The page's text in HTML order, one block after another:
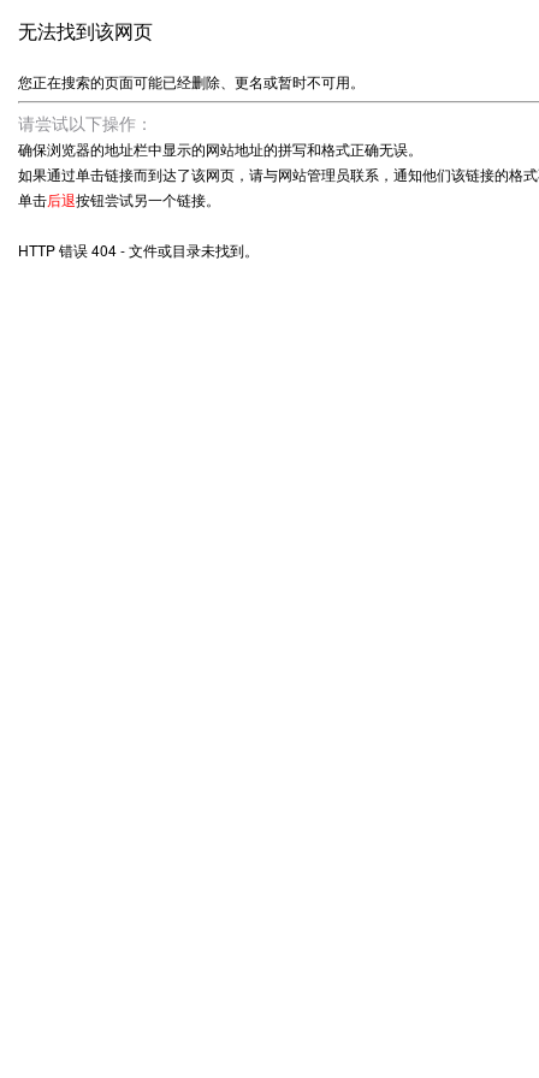
无法找到该网页
您正在搜索的页面可能已经删除、更名或暂时不可用。
请尝试以下操作：
确保浏览器的地址栏中显示的网站地址的拼写和格式正确无误。
如果通过单击链接而到达了该网页，请与网站管理员联系，通知他们该链接的格
单击后退按钮尝试另一个链接。
HTTP 错误 404 - 文件或目录未找到。